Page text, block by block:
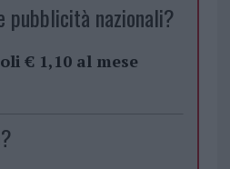
pubblicità nazionali?
€ 1,10 al mese